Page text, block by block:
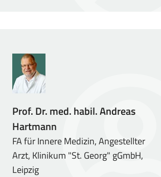
Prof. Dr. med. habil. Andreas
Hartmann
FA für Innere Medizin, Angestellter
Arzt, Klinikum "St. Georg" gGmbH,
Leipzig